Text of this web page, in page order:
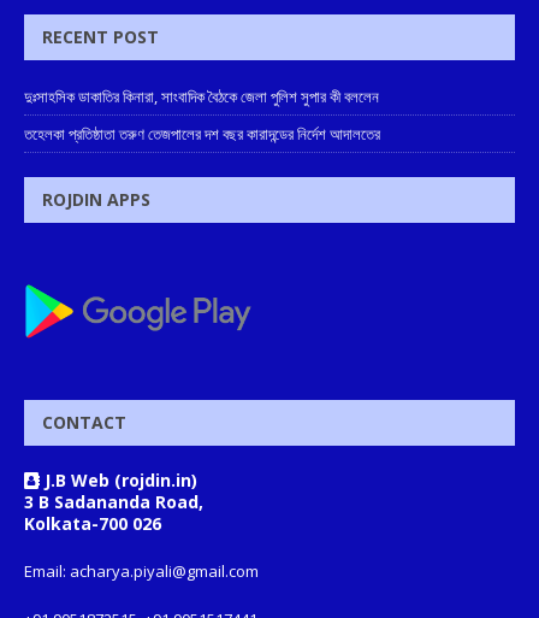
RECENT POST
দুঃসাহসিক ডাকাতির কিনারা, সাংবাদিক বৈঠকে জেলা পুলিশ সুপার কী বললেন
তহেলকা প্রতিষ্ঠাতা তরুণ তেজপালের দশ বছর কারাদন্ডের নির্দেশ আদালতের
ROJDIN APPS
CONTACT
J.B Web (rojdin.in)
3 B Sadananda Road,
Kolkata-700 026
Email: acharya.piyali@gmail.com